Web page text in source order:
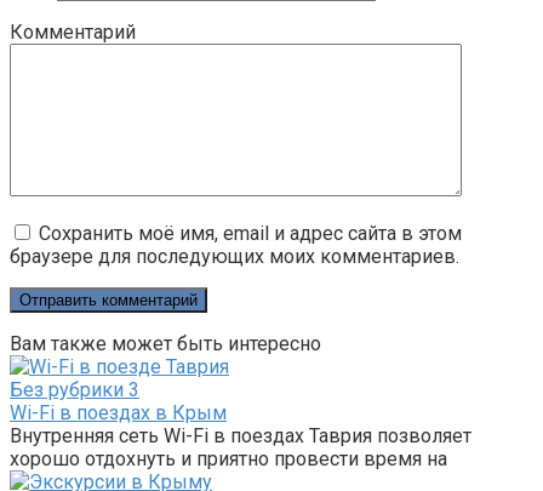
Комментарий
Сохранить моё имя, email и адрес сайта в этом
браузере для последующих моих комментариев.
Вам также может быть интересно
Без рубрики 3
Wi-Fi в поездах в Крым
Внутренняя сеть Wi-Fi в поездах Таврия позволяет
хорошо отдохнуть и приятно провести время на